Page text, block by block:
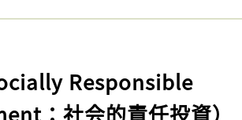
Responsible
：社会的責任投資）